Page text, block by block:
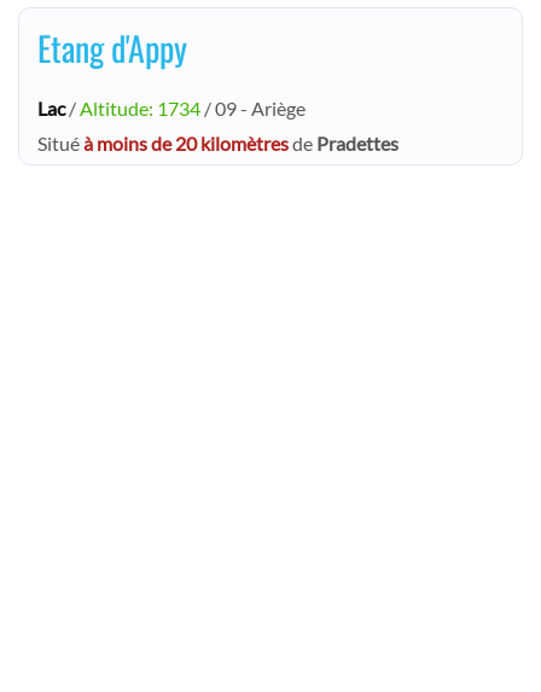
Etang d'Appy
Lac/Altitude: 1734 / 09 - Ariège
Situéà moins de 20 kilomètresde Pradettes